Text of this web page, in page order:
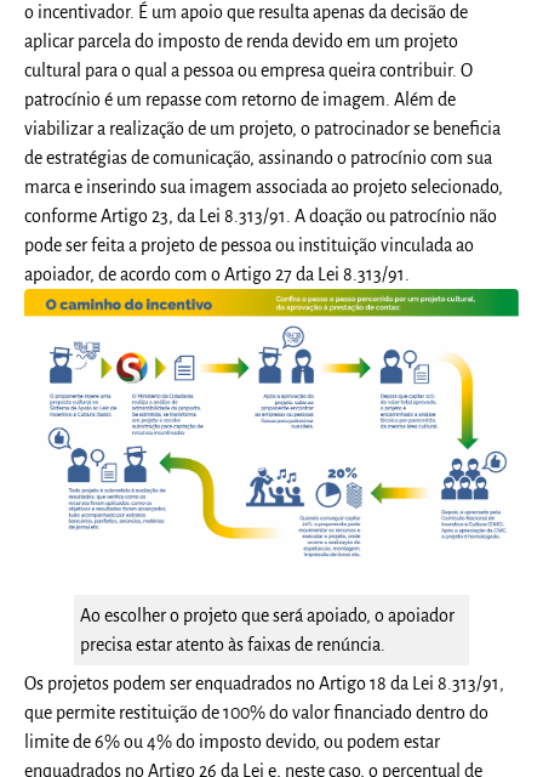
o incentivador. É um apoio que resulta apenas da decisão de
aplicar parcela do imposto de renda devido em um projeto
cultural para o qual a pessoa ou empresa queira contribuir. O
patrocínio é um repasse com retorno de imagem. Além de
viabilizar a realização de um projeto, o patrocinador se beneficia
de estratégias de comunicação, assinando o patrocínio com sua
marca e inserindo sua imagem associada ao projeto selecionado,
conforme Artigo 23, da Lei 8.313/91. A doação ou patrocínio não
pode ser feita a projeto de pessoa ou instituição vinculada ao
apoiador, de acordo com o Artigo 27 da Lei 8.313/91.
Ao escolher o projeto que será apoiado, o apoiador
precisa estar atento às faixas de renúncia.
Os projetos podem ser enquadrados no Artigo 18 da Lei 8.313/91,
que permite restituição de 100% do valor financiado dentro do
limite de 6% ou 4% do imposto devido, ou podem estar
enquadrados no Artigo 26 da Lei e, neste caso, o percentual de